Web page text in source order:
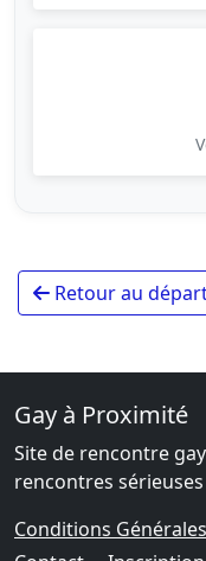
Retour au
Gay à Proximité
Site de rencontre
rencontres
Conditions Générales